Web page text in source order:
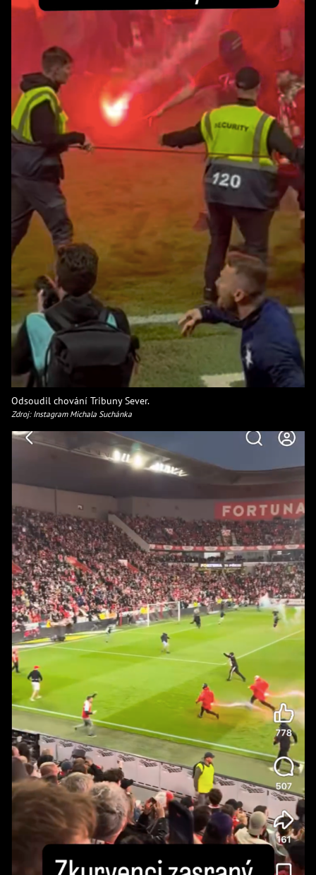
Odsoudil chování Tribuny Sever.
Zdroj: Instagram Michala Suchánka